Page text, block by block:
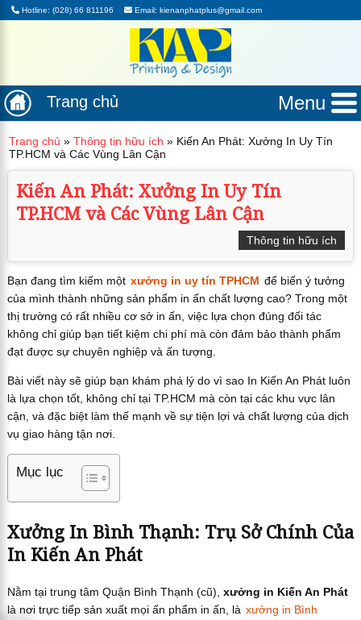
Hotline: (028) 66 811196 Email: kienanphatplus@gmail.com
Trang chủ Menu
Trang chủ » Thông tin hữu ích » Kiến An Phát: Xưởng In Uy Tín
TP.HCM và Các Vùng Lân Cận
Kiến An Phát: Xưởng In Uy Tín
TP.HCM và Các Vùng Lân Cận
Thông tin hữu ích
Bạn đang tìm kiếm một xưởng in uy tín TPHCM để biến ý tưởng
của mình thành những sản phẩm in ấn chất lượng cao? Trong một
thị trường có rất nhiều cơ sở in ấn, việc lựa chọn đúng đối tác
không chỉ giúp bạn tiết kiệm chi phí mà còn đảm bảo thành phẩm
đạt được sự chuyên nghiệp và ấn tượng.
Bài viết này sẽ giúp bạn khám phá lý do vì sao In Kiến An Phát luôn
là lựa chọn tốt, không chỉ tại TP.HCM mà còn tại các khu vực lân
cận, và đặc biệt làm thế mạnh về sự tiện lợi và chất lượng của dịch
vụ giao hàng tận nơi.
Mục lục
Xưởng In Bình Thạnh: Trụ Sở Chính Của
In Kiến An Phát
Nằm tại trung tâm Quận Bình Thạnh (cũ), xưởng in Kiến An Phát
là nơi trực tiếp sản xuất mọi ấn phẩm in ấn, là xưởng in Bình